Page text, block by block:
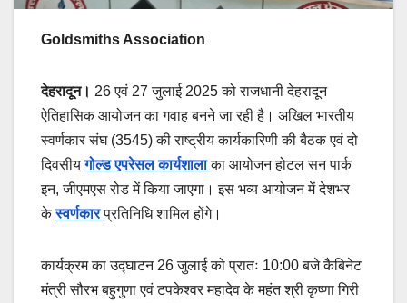
Goldsmiths Association
देहरादून। 26 एवं 27 जुलाई 2025 को राजधानी देहरादून
ऐतिहासिक आयोजन का गवाह बनने जा रही है। अखिल भारतीय
स्वर्णकार संघ (3545) की राष्ट्रीय कार्यकारिणी की बैठक एवं दो
दिवसीयगोल्ड एपरेसल कार्यशालाका आयोजन होटल सन पार्क
इन, जीएमएस रोड में किया जाएगा। इस भव्य आयोजन में देशभर
केस्वर्णकारप्रतिनिधि शामिल होंगे।
कार्यक्रम का उद्घाटन 26 जुलाई को प्रातः 10:00 बजे कैबिनेट
मंत्री सौरभ बहुगुणा एवं टपकेश्वर महादेव के महंत श्री कृष्णा गिरी